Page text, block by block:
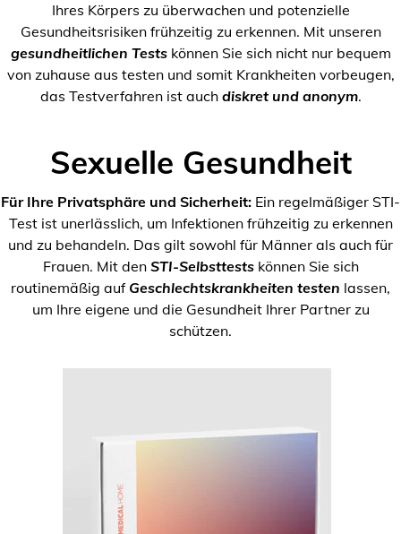
Ihres Körpers zu überwachen und potenzielle
Gesundheitsrisiken frühzeitig zu erkennen. Mit unseren
gesundheitlichen Testskönnen Sie sich nicht nur bequem
von zuhause aus testen und somit Krankheiten vorbeugen,
das Testverfahren ist auch diskret und anonym.
Sexuelle Gesundheit
Für Ihre Privatsphäre und Sicherheit: Ein regelmäßiger STI-
Test ist unerlässlich, um Infektionen frühzeitig zu erkennen
und zu behandeln. Das gilt sowohl für Männer als auch für
Frauen. Mit den STI-Selbsttestskönnen Sie sich
routinemäßig auf Geschlechtskrankheiten testen lassen,
um Ihre eigene und die Gesundheit Ihrer Partner zu
schützen.